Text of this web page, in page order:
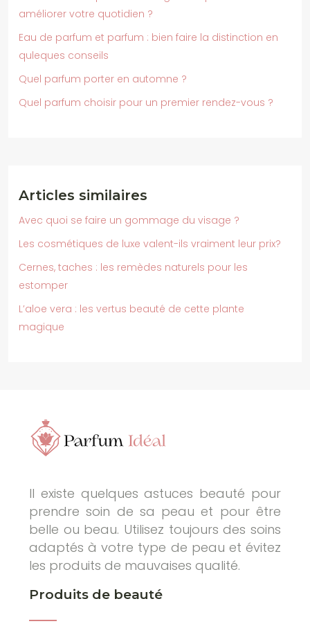
améliorer votre quotidien ?
Eau de parfum et parfum : bien faire la distinction en
quleques conseils
Quel parfum porter en automne ?
Quel parfum choisir pour un premier rendez-vous ?
Articles similaires
Avec quoi se faire un gommage du visage ?
Les cosmétiques de luxe valent-ils vraiment leur prix?
Cernes, taches : les remèdes naturels pour les
estomper
L’aloe vera : les vertus beauté de cette plante
magique
Il existe quelques astuces beauté pour
prendre soin de sa peau et pour être
belle ou beau. Utilisez toujours des soins
adaptés à votre type de peau et évitez
les produits de mauvaises qualité.
Produits de beauté